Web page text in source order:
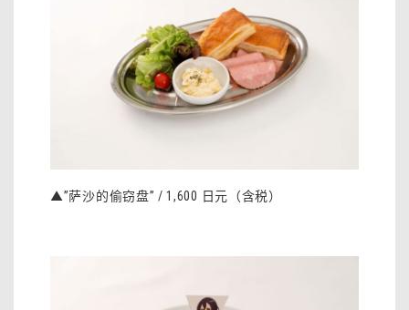
▲”萨沙的偷窃盘” / 1,600 日元（含税）